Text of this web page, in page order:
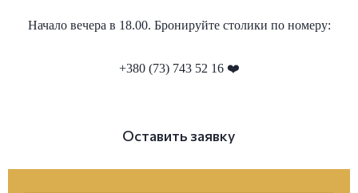
Начало вечера в 18.00. Бронируйте столики по номеру:
+380 (73) 743 52 16 ❤️
Оставить заявку